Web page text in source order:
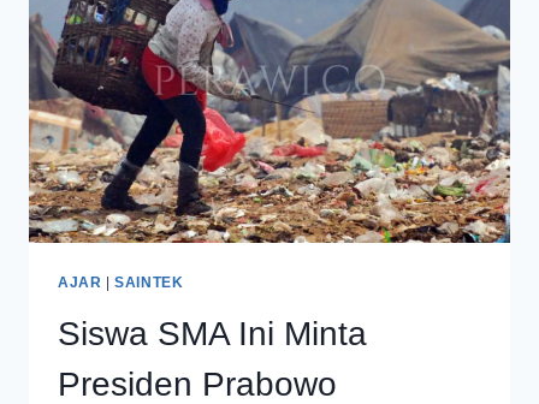
AJAR |SAINTEK
Siswa SMA Ini Minta
Presiden Prabowo